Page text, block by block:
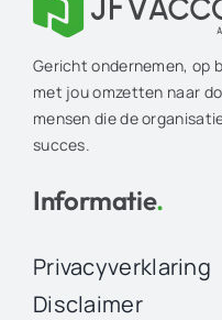
Gericht ondernemen, op
met jou omzetten naar
mensen die de
succes.
Informatie.
Privacyverklaring
Disclaimer